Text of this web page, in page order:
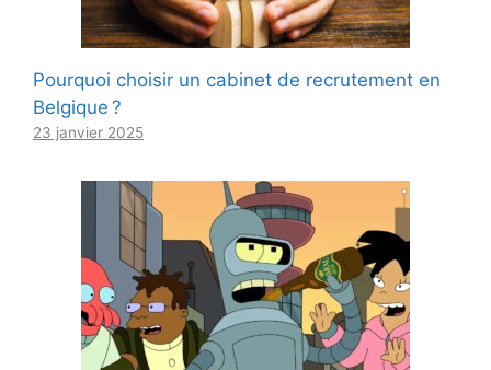
Pourquoi choisir un cabinet de recrutement en
Belgique ?
23 janvier 2025